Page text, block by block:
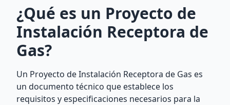
¿Qué es un Proyecto de
Instalación Receptora de
Gas?
Un Proyecto de Instalación Receptora de Gas es
un documento técnico que establece los
requisitos y especificaciones necesarios para la